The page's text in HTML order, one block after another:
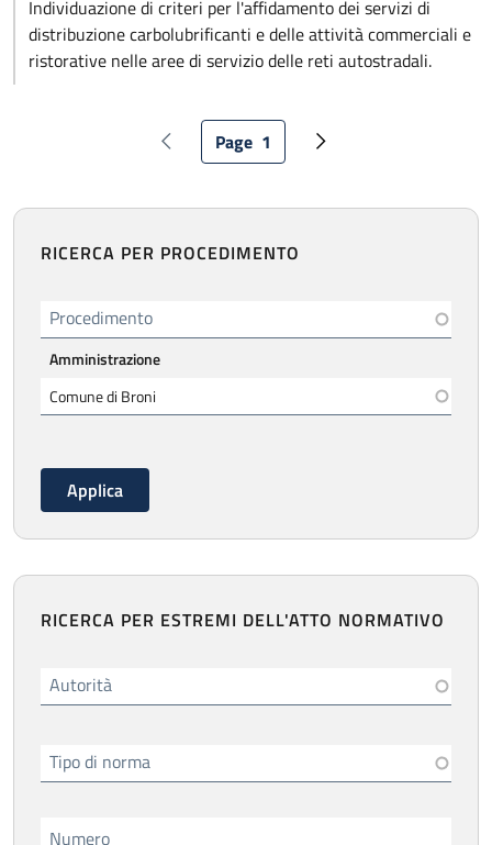
Individuazione di criteri per l'affidamento dei servizi di
distribuzione carbolubrificanti e delle attività commerciali e
ristorative nelle aree di servizio delle reti autostradali.
Paginazione
Pagina precedente
Pagina attuale
Page 1 Pagina successiva
RICERCA PER PROCEDIMENTO
Procedimento
Amministrazione
RICERCA PER ESTREMI DELL'ATTO NORMATIVO
Autorità
Tipo di norma
Numero